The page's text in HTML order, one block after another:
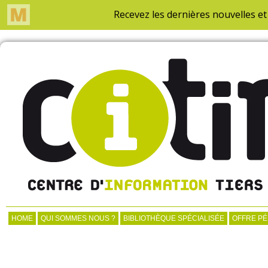
HOME QUI SOMMES NOUS ? BIBLIOTHÈQUE SPÉCIALISÉE OFFRE